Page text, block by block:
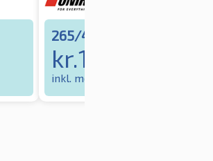
265/45R20 108Y
kr.1420.85
inkl. moms